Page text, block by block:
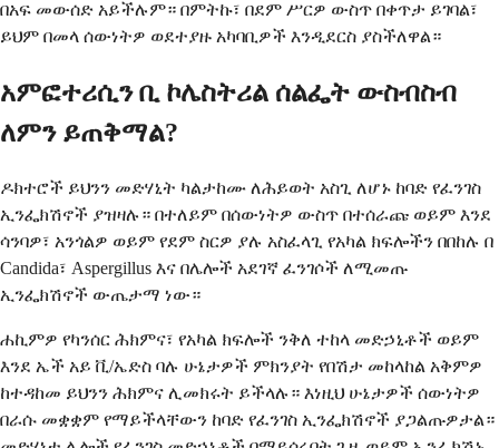
በአፍ መውሰድ አይችሉም። በምትኩ፣ በደም ሥርዎ ውስጥ በቀጥታ ይገባል፣
ይህም በመላ ሰውነትዎ ወደተያዙ አካባቢዎች እንዲደርስ ያስችለዋል።
አምፎተሪሲን ቢ ኮሌስትሪል ሰልፌት ውስብስብ
ለምን ይጠቅማል?
ዶክተሮች ይህንን መድሃኒት ካልታከሙ ለሕይወት አስጊ ለሆኑ ከባድ የፈንገስ
ኢንፌክሽኖች ያዝዛሉ። በተለይም በሰውነትዎ ውስጥ በተሰራጩ ወይም እንደ
ሳንባዎ፣ አንጎልዎ ወይም የደም ስርዎ ያሉ አስፈላጊ የአካል ክፍሎችን በበከሉ በ
Candida፣ Aspergillus እና በሌሎች አደገኛ ፈንገሶች ለሚመጡ
ኢንፌክሽኖች ውጤታማ ነው።
ሐኪምዎ የካንሰር ሕክምና፣ የአካል ክፍሎች ንቅለ ተከላ መድኃኒቶች ወይም
እንደ ኤች አይ ቪ/ኤድስ ባሉ ሁኔታዎች ምክንያት የበሽታ መከላከል አቅምዎ
ከተዳከመ ይህንን ሕክምና ሊመክሩት ይችላሉ። እነዚህ ሁኔታዎች ሰውነትዎ
በራሱ መቋቋም የማይችላቸውን ከባድ የፈንገስ ኢንፌክሽኖች ያጋልጡዎታል።